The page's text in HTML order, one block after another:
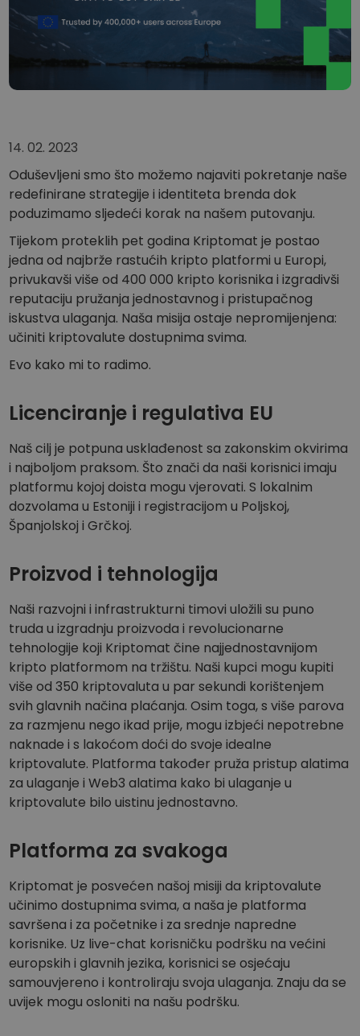
...danas biste imali
Inteligentni portfelji
Pametno ulaganje u kripto
Kriptomat novčanik
Siguran i jednostavan kripto novčanik
KriptoEarn
Zaradite kripto nagrade
Trezor
Uštedite kriptovalute za svoju budućnost
Ponavljajuća kupnja
Redovita planirana ulaganja (DCA)
Upozorenja o cijenama
Stalna ažuriranja cijena vaših omiljenih tokena
Istražite sredstva
Otkrijte prilike za ulaganje
Pametni uvidi za optimalnu izvedbu
14. 02. 2023
Oduševljeni smo što možemo najaviti pokretanje naše
redefinirane strategije i identiteta brenda dok
poduzimamo sljedeći korak na našem putovanju.
Tijekom proteklih pet godina Kriptomat je postao
jedna od najbrže rastućih kripto platformi u Europi,
privukavši više od 400 000 kripto korisnika i izgradivši
reputaciju pružanja jednostavnog i pristupačnog
iskustva ulaganja. Naša misija ostaje nepromijenjena:
učiniti kriptovalute dostupnima svima.
Evo kako mi to radimo.
Licenciranje i regulativa EU
Naš cilj je potpuna usklađenost sa zakonskim okvirima
i najboljom praksom. Što znači da naši korisnici imaju
platformu kojoj doista mogu vjerovati. S lokalnim
dozvolama u Estoniji i registracijom u Poljskoj,
Španjolskoj i Grčkoj.
Proizvod i tehnologija
Naši razvojni i infrastrukturni timovi uložili su puno
truda u izgradnju proizvoda i revolucionarne
tehnologije koji Kriptomat čine najjednostavnijom
kripto platformom na tržištu. Naši kupci mogu kupiti
više od 350 kriptovaluta u par sekundi korištenjem
svih glavnih načina plaćanja. Osim toga, s više parova
za razmjenu nego ikad prije, mogu izbjeći nepotrebne
naknade i s lakoćom doći do svoje idealne
kriptovalute. Platforma također pruža pristup alatima
za ulaganje i Web3 alatima kako bi ulaganje u
kriptovalute bilo uistinu jednostavno.
Platforma za svakoga
Kriptomat je posvećen našoj misiji da kriptovalute
učinimo dostupnima svima, a naša je platforma
savršena i za početnike i za srednje napredne
korisnike. Uz live-chat korisničku podršku na većini
europskih i glavnih jezika, korisnici se osjećaju
samouvjereno i kontroliraju svoja ulaganja. Znaju da se
uvijek mogu osloniti na našu podršku.